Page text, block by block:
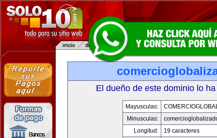
El dueño de este dominio lo
Mayusculas:
Minusculas:
Longitud:
19 caracteres